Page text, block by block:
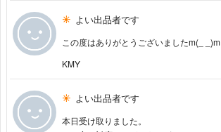
よい出品者です
この度はありがとうございましたm(_ _)m
KMY
よい出品者です
本日受け取りました。